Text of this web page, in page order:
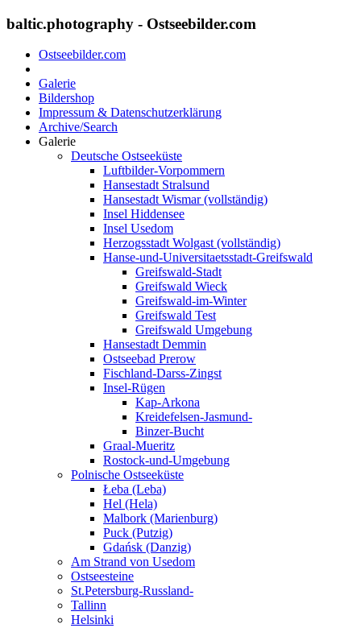
baltic.photography - Ostseebilder.com
Ostseebilder.com
Galerie
Bildershop
Impressum & Datenschutzerklärung
Archive/Search
Galerie
Deutsche Ostseeküste
Luftbilder-Vorpommern
Hansestadt Stralsund
Hansestadt Wismar (vollständig)
Insel Hiddensee
Insel Usedom
Herzogsstadt Wolgast (vollständig)
Hanse-und-Universitaetsstadt-Greifswald
Greifswald-Stadt
Greifswald Wieck
Greifswald-im-Winter
Greifswald Test
Greifswald Umgebung
Hansestadt Demmin
Ostseebad Prerow
Fischland-Darss-Zingst
Insel-Rügen
Kap-Arkona
Kreidefelsen-Jasmund-
Binzer-Bucht
Graal-Mueritz
Rostock-und-Umgebung
Polnische Ostseeküste
Łeba (Leba)
Hel (Hela)
Malbork (Marienburg)
Puck (Putzig)
Gdańsk (Danzig)
Am Strand von Usedom
Ostseesteine
St.Petersburg-Russland-
Tallinn
Helsinki